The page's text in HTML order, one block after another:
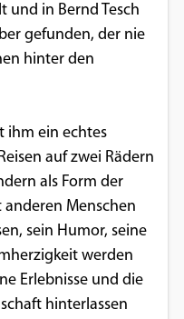
und in Bernd Tesch
gefunden, der nie
hinter den
ihm ein echtes
auf zwei Rädern
als Form der
Menschen
sein Humor, seine
werden
Erlebnisse und die
hinterlassen